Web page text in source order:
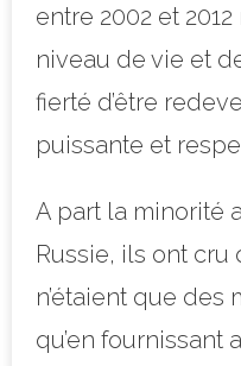
entre 2002 et
niveau de vie et
fierté d’être
puissante et
A part la minorité
Russie, ils ont cru
n’étaient que
qu’en fournissant